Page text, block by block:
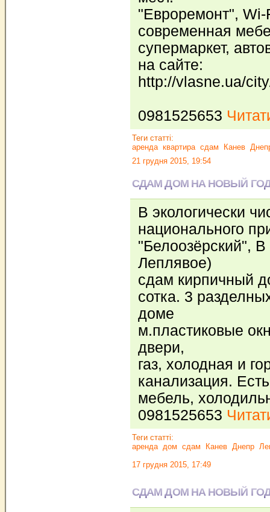
"Евроремонт",
современная
супермаркет,
на сайте:
http://vlasne.ua/
0981525653
Теги статті:
аренда квартира сдам Канев
21 грудня 2015, 19:54
СДАМ ДОМ НА НОВЫЙ
В экологически
национального
"Белоозёрский",
Леплявое)
сдам кирпичный
сотка. 3
доме
м.пластиковые
двери,
газ, холодная и
канализация.
мебель,
0981525653
Теги статті:
аренда дом сдам Канев Днепр
17 грудня 2015, 17:49
СДАМ ДОМ НА НОВЫЙ